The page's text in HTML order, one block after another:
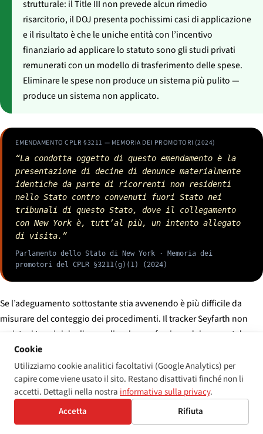
strutturale: il Title III non prevede alcun rimedio
risarcitorio, il DOJ presenta pochissimi casi di applicazione
e il risultato è che le uniche entità con l’incentivo
finanziario ad applicare lo statuto sono gli studi privati
remunerati con un modello di trasferimento delle spese.
Eliminare le spese non produce un sistema più pulito —
produce un sistema non applicato.
EMENDAMENTO CPLR §3211 — MEMORIA DEI PROMOTORI (2024)
“La condotta oggetto di questo emendamento è la
presentazione di decine di denunce materialmente
identiche da parte di ricorrenti non residenti
nello Stato contro convenuti fuori Stato nei
tribunali di questo Stato, dove il collegamento
con New York è, tutt’al più, un intento allegato
di visita.”
Parlamento dello Stato di New York · Memoria dei
promotori del CPLR §3211(g)(1) (2024)
Se l’adeguamento sottostante stia avvenendo è più difficile da
misurare del conteggio dei procedimenti. Il tracker Seyfarth non
registra i termini degli accordi; solo una frazione dei consent decree
è accessibile al pubblico. L’ADA National Network e il Job
Accommodation Network hanno pubblicato occasionalmente
lavori di monitoraggio degli adeguamenti, ma nessuno dei due
dispone di un dataset longitudinale completo. La questione
strutturale — se il volume dei procedimenti si traduca in pagine
web effettivamente utilizzabili con la tecnologia assistiva — non ha
Cookie
Utilizziamo cookie analitici facoltativi (Google Analytics) per
capire come viene usato il sito. Restano disattivati finché non li
accetti. Dettagli nella nostra informativa sulla privacy.
Accetta
Rifiuta